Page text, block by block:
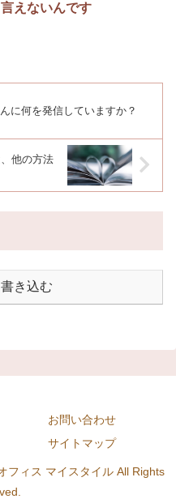
えないんです
に何を発信していますか？
他の方法
き込む
お問い合わせ
サイトマップ
フィス マイスタイル All Rights